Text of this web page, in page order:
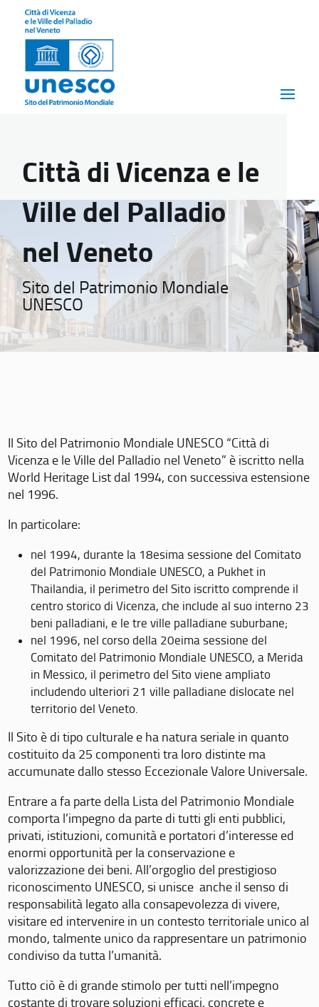
Città di Vicenza e le
Ville del Palladio
nel Veneto
Sito del Patrimonio Mondiale
UNESCO
Il Sito del Patrimonio Mondiale UNESCO “Città di
Vicenza e le Ville del Palladio nel Veneto” è iscritto nella
World Heritage List dal 1994, con successiva estensione
nel 1996.
In particolare:
nel 1994, durante la 18esima sessione del Comitato
del Patrimonio Mondiale UNESCO, a Pukhet in
Thailandia, il perimetro del Sito iscritto comprende il
centro storico di Vicenza, che include al suo interno 23
beni palladiani, e le tre ville palladiane suburbane;
nel 1996, nel corso della 20eima sessione del
Comitato del Patrimonio Mondiale UNESCO, a Merida
in Messico, il perimetro del Sito viene ampliato
includendo ulteriori 21 ville palladiane dislocate nel
territorio del Veneto.
Il Sito è di tipo culturale e ha natura seriale in quanto
costituito da 25 componenti tra loro distinte ma
accumunate dallo stesso Eccezionale Valore Universale.
Entrare a fa parte della Lista del Patrimonio Mondiale
comporta l’impegno da parte di tutti gli enti pubblici,
privati, istituzioni, comunità e portatori d’interesse ed
enormi opportunità per la conservazione e
valorizzazione dei beni. All’orgoglio del prestigioso
riconoscimento UNESCO, si unisce anche il senso di
responsabilità legato alla consapevolezza di vivere,
visitare ed intervenire in un contesto territoriale unico al
mondo, talmente unico da rappresentare un patrimonio
condiviso da tutta l’umanità.
Tutto ciò è di grande stimolo per tutti nell’impegno
costante di trovare soluzioni efficaci, concrete e